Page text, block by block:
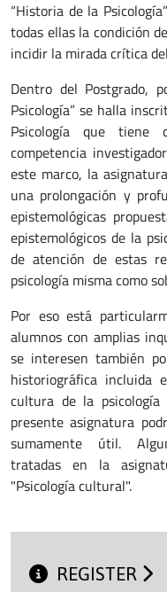
“Historia de la
todas ellas la condición
incidir la mirada crítica
Dentro del Postgrado,
Psicología” se halla
Psicología que tiene
competencia
este marco, la
una prolongación y
epistemológicas
epistemológicos de la
de atención de estas
psicología misma como
Por eso está
alumnos con amplias
se interesen también
historiográfica incluida
cultura de la psicología
presente asignatura
sumamente útil.
tratadas en la
"Psicología cultural".
REGISTER